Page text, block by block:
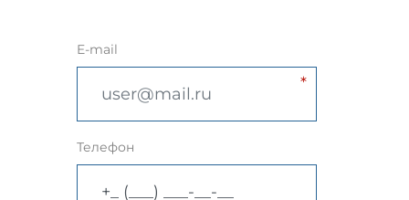
E-mail
Телефон